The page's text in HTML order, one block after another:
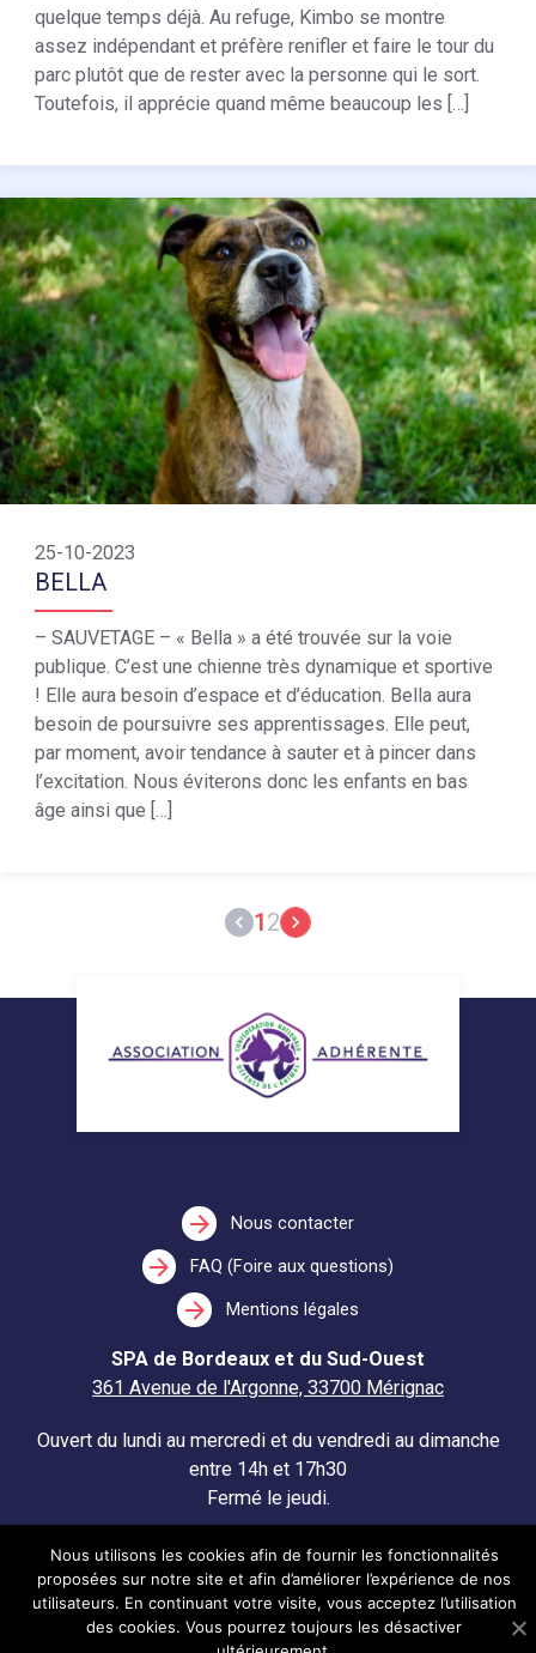
quelque temps déjà. Au refuge, Kimbo se montre
assez indépendant et préfère renifler et faire le tour du
parc plutôt que de rester avec la personne qui le sort.
Toutefois, il apprécie quand même beaucoup les […]
25-10-2023
BELLA
– SAUVETAGE – « Bella » a été trouvée sur la voie
publique. C’est une chienne très dynamique et sportive
! Elle aura besoin d’espace et d’éducation. Bella aura
besoin de poursuivre ses apprentissages. Elle peut,
par moment, avoir tendance à sauter et à pincer dans
l’excitation. Nous éviterons donc les enfants en bas
âge ainsi que […]
keyboard_arrow_left 12 keyboard_arrow_right
arrow_forward Nous contacter
arrow_forward FAQ (Foire aux questions)
arrow_forward Mentions légales
SPA de Bordeaux et du Sud-Ouest
361 Avenue de l'Argonne, 33700 Mérignac
Ouvert du lundi au mercredi et du vendredi au dimanche
entre 14h et 17h30
Fermé le jeudi.
Nous utilisons les cookies afin de fournir les fonctionnalités
proposées sur notre site et afin d’améliorer l’expérience de nos
utilisateurs. En continuant votre visite, vous acceptez l’utilisation
des cookies. Vous pourrez toujours les désactiver